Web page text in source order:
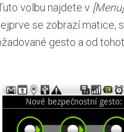
volbu najdete v
se zobrazí matice,
gesto a od